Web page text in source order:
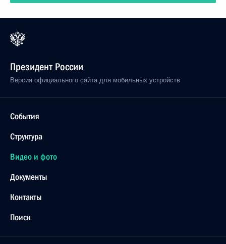
Президент России
Версия официального сайта для мобильных устройств
События
Структура
Видео и фото
Документы
Контакты
Поиск